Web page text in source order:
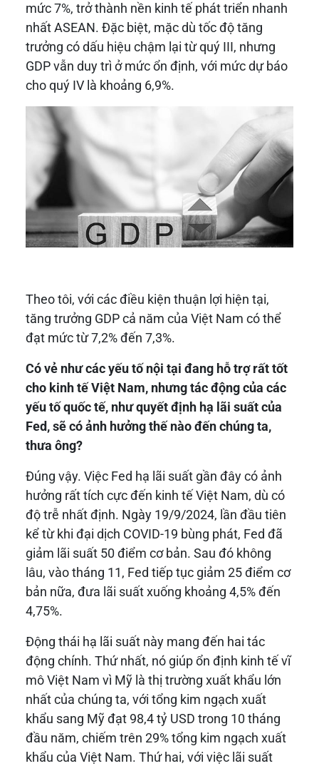
mức 7%, trở thành nền kinh tế phát triển nhanh
nhất ASEAN. Đặc biệt, mặc dù tốc độ tăng
trưởng có dấu hiệu chậm lại từ quý III, nhưng
GDP vẫn duy trì ở mức ổn định, với mức dự báo
cho quý IV là khoảng 6,9%.
Theo tôi, với các điều kiện thuận lợi hiện tại,
tăng trưởng GDP cả năm của Việt Nam có thể
đạt mức từ 7,2% đến 7,3%.
Có vẻ như các yếu tố nội tại đang hỗ trợ rất tốt
cho kinh tế Việt Nam, nhưng tác động của các
yếu tố quốc tế, như quyết định hạ lãi suất của
Fed, sẽ có ảnh hưởng thế nào đến chúng ta,
thưa ông?
Đúng vậy. Việc Fed hạ lãi suất gần đây có ảnh
hưởng rất tích cực đến kinh tế Việt Nam, dù có
độ trễ nhất định. Ngày 19/9/2024, lần đầu tiên
kể từ khi đại dịch COVID-19 bùng phát, Fed đã
giảm lãi suất 50 điểm cơ bản. Sau đó không
lâu, vào tháng 11, Fed tiếp tục giảm 25 điểm cơ
bản nữa, đưa lãi suất xuống khoảng 4,5% đến
4,75%.
Động thái hạ lãi suất này mang đến hai tác
động chính. Thứ nhất, nó giúp ổn định kinh tế vĩ
mô Việt Nam vì Mỹ là thị trường xuất khẩu lớn
nhất của chúng ta, với tổng kim ngạch xuất
khẩu sang Mỹ đạt 98,4 tỷ USD trong 10 tháng
đầu năm, chiếm trên 29% tổng kim ngạch xuất
khẩu của Việt Nam. Thứ hai, với việc lãi suất